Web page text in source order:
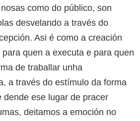
como do público, son
desvelando a través do
Asi é como a creación
quen a executa e para quen
de traballar unha
a través do estímulo da forma
dende ese lugar de pracer
deitamos a emoción no